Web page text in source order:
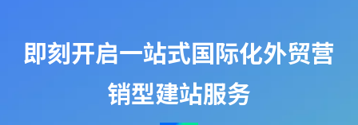
即刻开启一站式国际化外贸营
销型建站服务